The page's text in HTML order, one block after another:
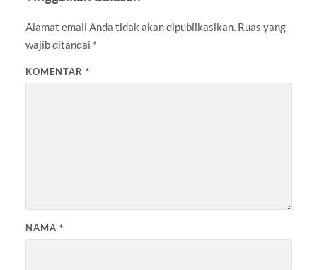
Alamat email Anda tidak akan dipublikasikan. Ruas yang
wajib ditandai *
KOMENTAR *
NAMA *